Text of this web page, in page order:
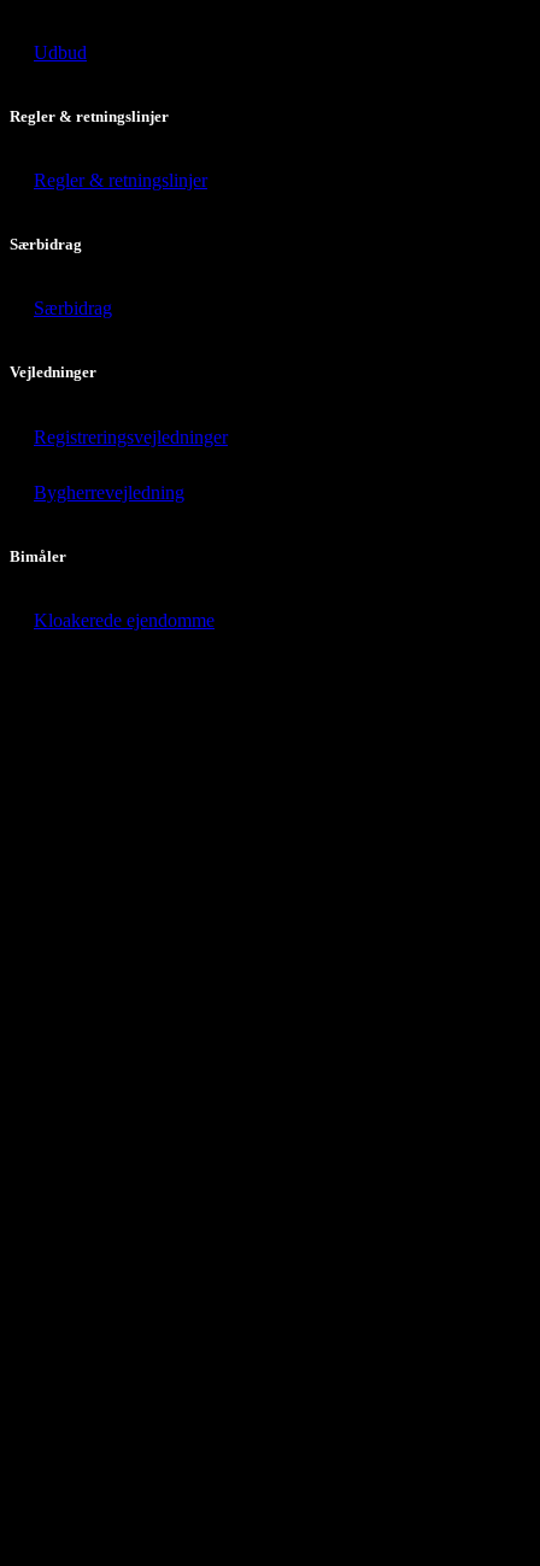
Udbud
Regler & retningslinjer
Regler & retningslinjer
Særbidrag
Særbidrag
Vejledninger
Registreringsvejledninger
Bygherrevejledning
Bimåler
Kloakerede ejendomme